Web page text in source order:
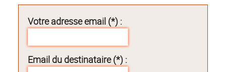
Votre adresse email (*) :
Email du destinataire (*) :